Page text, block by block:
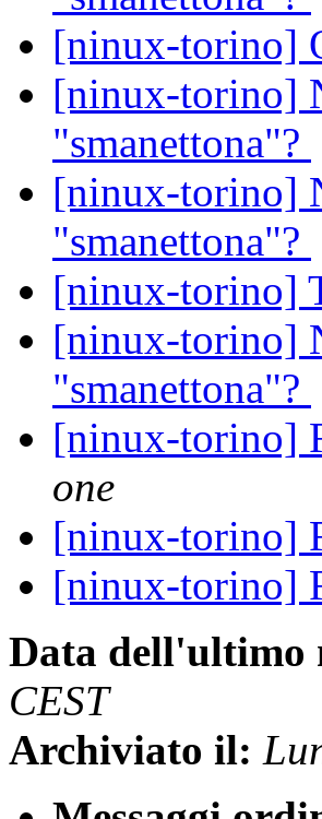
[ninux-torino]
[ninux-torino]
"smanettona"?
[ninux-torino]
"smanettona"?
[ninux-torino]
[ninux-torino]
"smanettona"?
[ninux-torino]
one
[ninux-torino]
[ninux-torino]
Data dell'ultimo
CEST
Archiviato il: